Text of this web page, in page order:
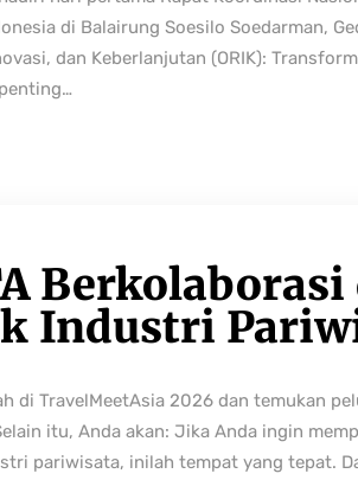
di Balairung Soesilo Soedarman,
dan Keberlanjutan (ORIK):
Industri
di TravelMeetAsia 2026 dan temukan
itu, Anda akan: Jika Anda ingin
pariwisata, inilah tempat yang tepat.